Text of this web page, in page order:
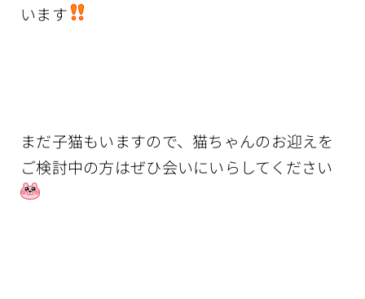
います
まだ子猫もいますので、猫ちゃんのお迎えを
ご検討中の方はぜひ会いにいらしてください